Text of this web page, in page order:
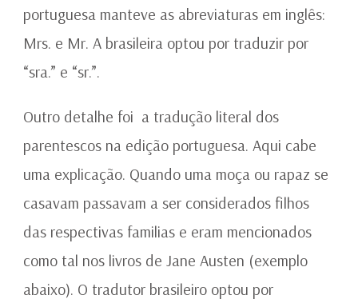
portuguesa manteve as abreviaturas em inglês:
Mrs. e Mr. A brasileira optou por traduzir por
“sra.” e “sr.”.
Outro detalhe foi a tradução literal dos
parentescos na edição portuguesa. Aqui cabe
uma explicação. Quando uma moça ou rapaz se
casavam passavam a ser considerados filhos
das respectivas familias e eram mencionados
como tal nos livros de Jane Austen (exemplo
abaixo). O tradutor brasileiro optou por